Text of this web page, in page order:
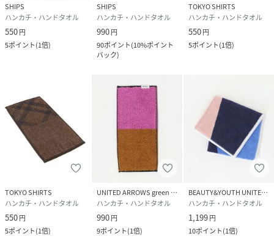
SHIPS
ハンカチ・ハンドタオル
550円
5ポイント(1倍)
SHIPS
ハンカチ・ハンドタオル
990円
90ポイント(10%ポイント
バック)
TOKYO SHIRTS
ハンカチ・ハンドタオル
550円
5ポイント(1倍)
TOKYO SHIRTS
ハンカチ・ハンドタオル
550円
5ポイント(1倍)
UNITED ARROWS green label relaxing
ハンカチ・ハンドタオル
990円
9ポイント(1倍)
BEAUTY&YOUTH UNITED ARROWS
ハンカチ・ハンドタオル
1,199円
10ポイント(1倍)